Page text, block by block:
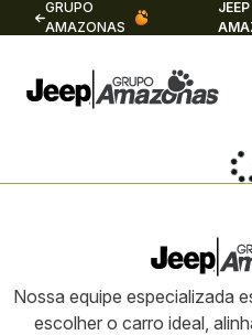
GRUPO
AMAZONAS
JEEP
Nossa equipe especializada
escolher o carro ideal,